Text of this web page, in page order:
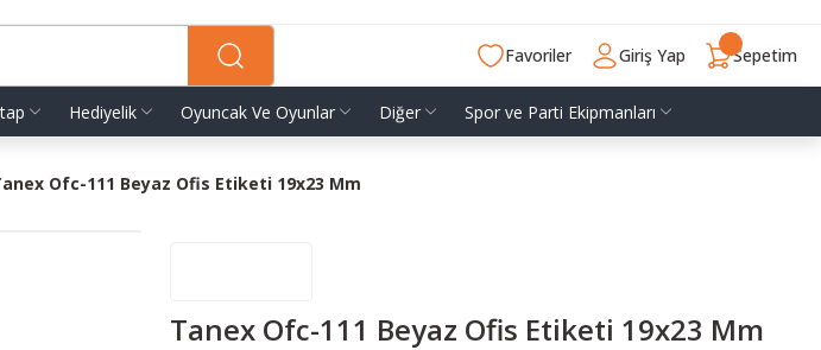
Favoriler Giriş Yap Sepetim
Hediyelik Oyuncak Ve Oyunlar Diğer Spor ve Parti Ekipmanları
Ofc-111 Beyaz Ofis Etiketi 19x23 Mm
Tanex Ofc-111 Beyaz Ofis Etiketi 19x23 Mm